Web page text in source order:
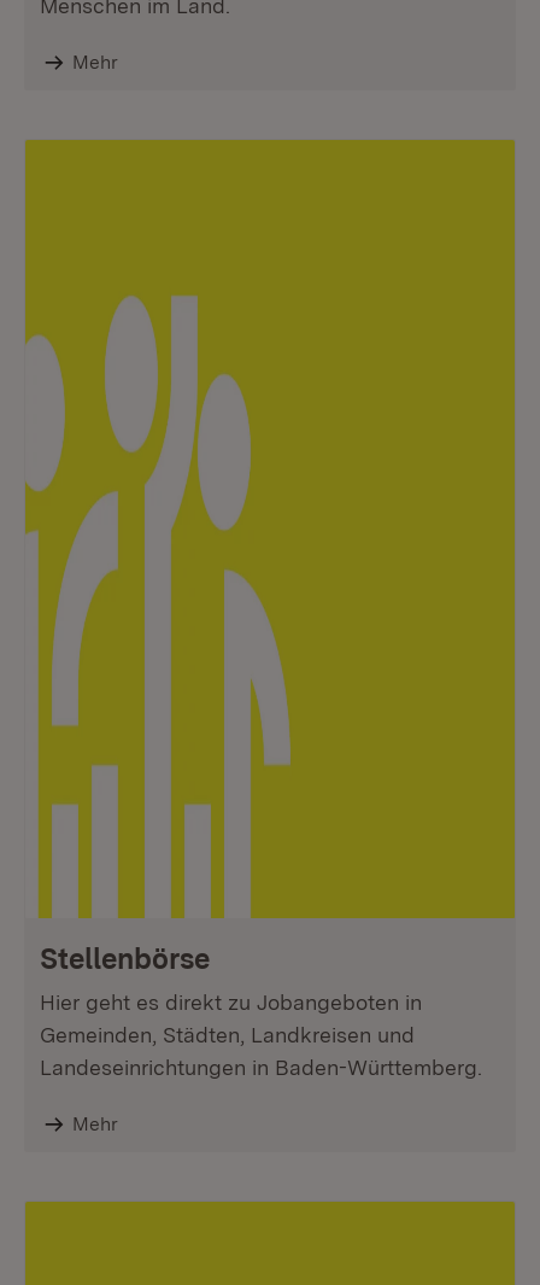
Menschen im Land.
Mehr
Stellenbörse
Hier geht es direkt zu Jobangeboten in
Gemeinden, Städten, Landkreisen und
Landeseinrichtungen in Baden-Württemberg.
Mehr